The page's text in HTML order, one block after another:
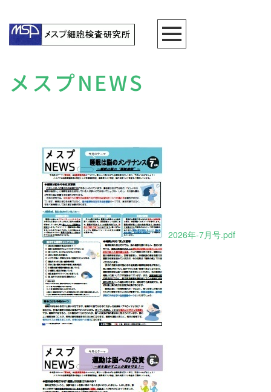
メスプNEWS
2026年-7月号.pdf